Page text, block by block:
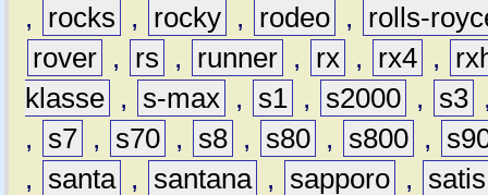
,
rocks , rocky , rodeo ,
rolls-
rover , rs , runner , rx , rx4 ,
klasse , s-max , s1 , s2000 , s3
,
s7 , s70 , s8 , s80 , s800 ,
,
santa , santana , sapporo ,
satis